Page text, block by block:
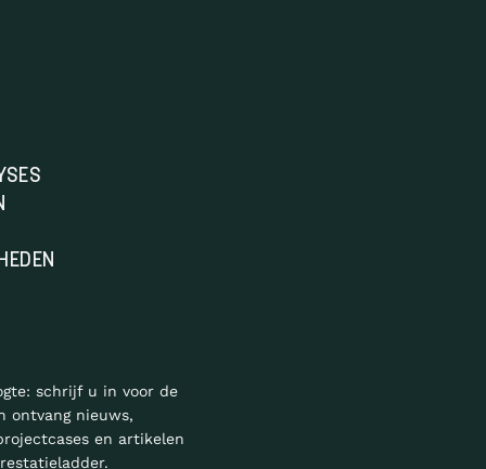
schrijf u in voor de
ontvang nieuws,
en artikelen